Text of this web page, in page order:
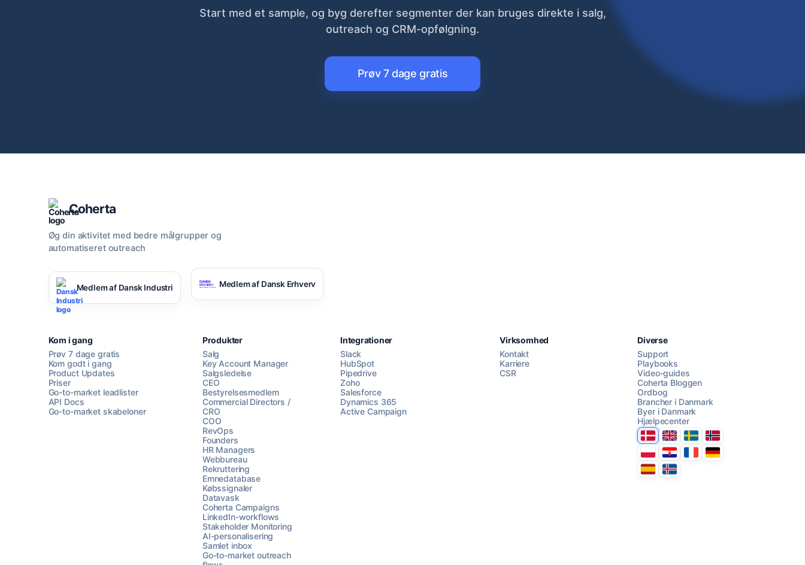
Start med et sample, og byg derefter segmenter der kan bruges direkte i salg,
outreach og CRM-opfølgning.
Prøv 7 dage gratis
AI Campaign Assist Chat with us
Coherta
Øg din aktivitet med bedre målgrupper og
automatiseret outreach
Medlem af Dansk Industri Medlem af Dansk Erhverv
Kom i gang
Prøv 7 dage gratis
Kom godt i gang
Product Updates
Priser
Go-to-market leadlister
API Docs
Go-to-market skabeloner
Produkter
Salg
Key Account Manager
Salgsledelse
CEO
Bestyrelsesmedlem
Commercial Directors /
CRO
COO
RevOps
Founders
HR Managers
Webbureau
Rekruttering
Emnedatabase
Købssignaler
Datavask
Coherta Campaigns
LinkedIn-workflows
Stakeholder Monitoring
AI-personalisering
Samlet inbox
Go-to-market outreach
Integrationer
Slack
HubSpot
Pipedrive
Zoho
Salesforce
Dynamics 365
Active Campaign
Virksomhed
Kontakt
Karriere
CSR
Diverse
Support
Playbooks
Video-guides
Coherta Bloggen
Ordbog
Brancher i Danmark
Byer i Danmark
Hjælpecenter
DanmarkUnited Kingdom
SverigeNorge
PolskaHrvatskaFranceDeutschland
EspanaÍsland